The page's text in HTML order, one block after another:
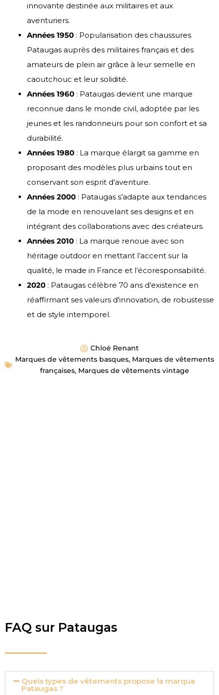
innovante destinée aux militaires et aux
aventuriers.
Années 1950 : Popularisation des chaussures
Pataugas auprès des militaires français et des
amateurs de plein air grâce à leur semelle en
caoutchouc et leur solidité.
Années 1960 : Pataugas devient une marque
reconnue dans le monde civil, adoptée par les
jeunes et les randonneurs pour son confort et sa
durabilité.
Années 1980 : La marque élargit sa gamme en
proposant des modèles plus urbains tout en
conservant son esprit d’aventure.
Années 2000 : Pataugas s’adapte aux tendances
de la mode en renouvelant ses designs et en
intégrant des collaborations avec des créateurs.
Années 2010 : La marque renoue avec son
héritage outdoor en mettant l’accent sur la
qualité, le made in France et l’écoresponsabilité.
2020 : Pataugas célèbre 70 ans d’existence en
réaffirmant ses valeurs d’innovation, de robustesse
et de style intemporel.
Chloé Renant
Marques de vêtements basques, Marques de vêtements
françaises, Marques de vêtements vintage
FAQ sur Pataugas
Quels types de vêtements propose la marque
Pataugas ?